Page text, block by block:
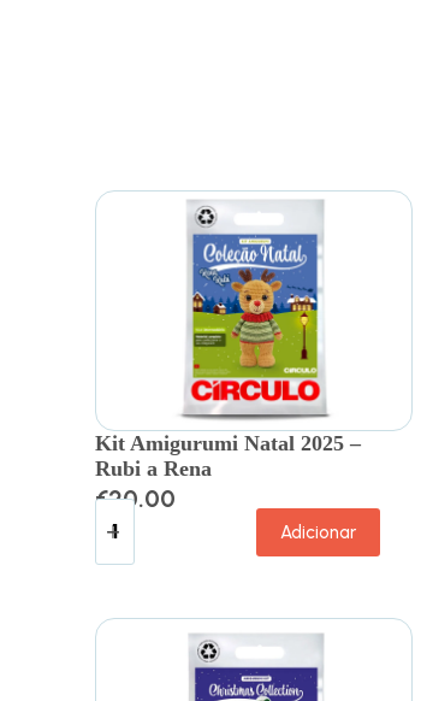
Kit Amigurumi Natal 2025 –
Rubi a Rena
€20.00
Adicionar